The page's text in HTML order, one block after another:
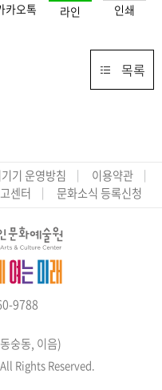
카오톡 라인 인쇄
목록
기 운영방침
이용약관
센터 문화소식 등록신청
9788
숭동, 이음)
Rights Reserved.